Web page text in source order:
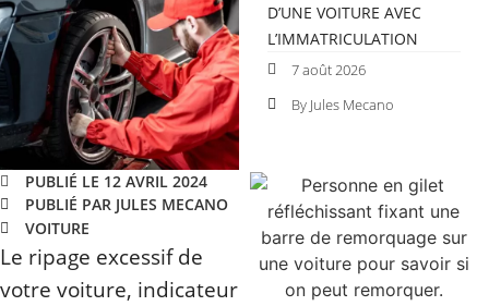
PUBLIÉ LE 12 AVRIL 2024
PUBLIÉ PAR JULES MECANO
VOITURE
Le ripage excessif de
votre voiture, indicateur
D’UNE VOITURE AVEC
L’IMMATRICULATION
7 août 2026
By Jules Mecano